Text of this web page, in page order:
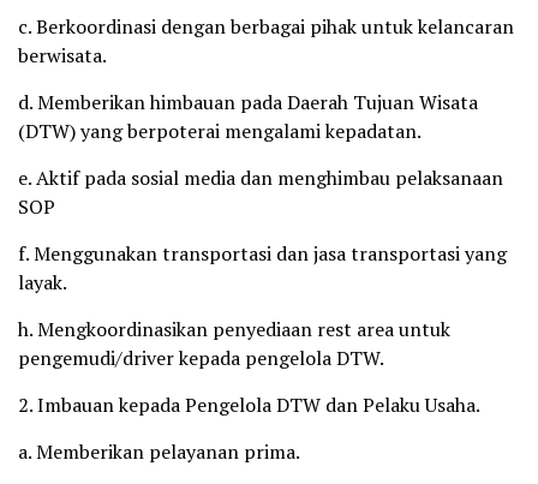
c. Berkoordinasi dengan berbagai pihak untuk kelancaran
berwisata.
d. Memberikan himbauan pada Daerah Tujuan Wisata
(DTW) yang berpoterai mengalami kepadatan.
e. Aktif pada sosial media dan menghimbau pelaksanaan
SOP
f. Menggunakan transportasi dan jasa transportasi yang
layak.
h. Mengkoordinasikan penyediaan rest area untuk
pengemudi/driver kepada pengelola DTW.
2. Imbauan kepada Pengelola DTW dan Pelaku Usaha.
a. Memberikan pelayanan prima.